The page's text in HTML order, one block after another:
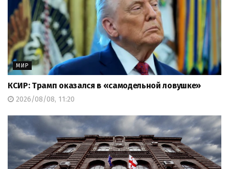
МИР
КСИР: Трамп оказался в «самодельной ловушке»
2026/08/08, 11:20